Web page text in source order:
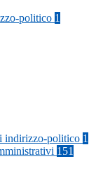
politico 1
indirizzo-politico 1
151